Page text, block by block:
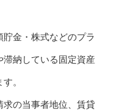
金・株式などのプラ
滞納している固定資産
。
求の当事者地位、賃貸